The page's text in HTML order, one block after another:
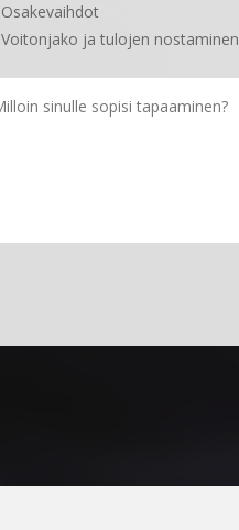
Osakevaihdot
Voitonjako ja tulojen nostaminen